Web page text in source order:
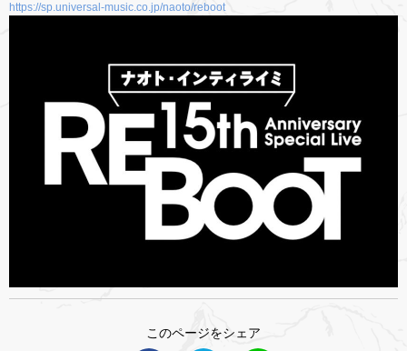
https://sp.universal-music.co.jp/naoto/reboot
このページをシェア